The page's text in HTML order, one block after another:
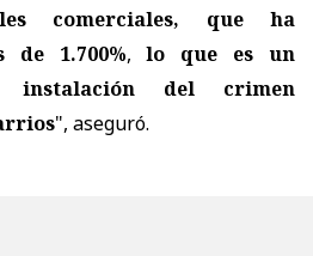
comerciales, que ha
de 1.700%, lo que es un
del crimen
", aseguró.